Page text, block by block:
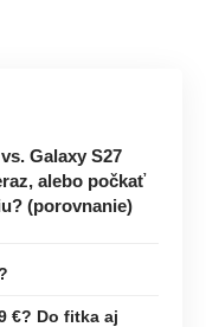
Galaxy S27
alebo počkať
(porovnanie)
€? Do fitka aj